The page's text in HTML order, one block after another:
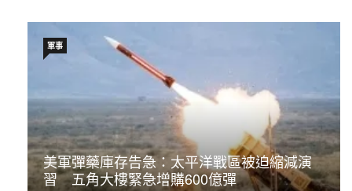
美軍彈藥庫存告急：太平洋戰區被迫縮減演
習 五角大樓緊急增購600億彈
軍事